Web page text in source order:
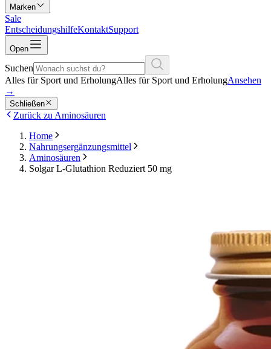
Marken
Sale
EntscheidungshilfeKontaktSupport
Open
Suchen
Alles für Sport und ErholungAlles für Sport und ErholungAnsehen
→
Schließen
Zurück zu Aminosäuren
Home
Nahrungsergänzungsmittel
Aminosäuren
Solgar L-Glutathion Reduziert 50 mg